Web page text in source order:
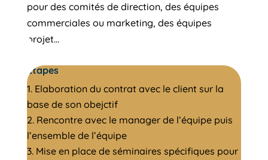
pour des comités de direction, des équipes
commerciales ou marketing, des équipes
projet…
Etapes
Elaboration du contrat avec le client sur la
base de son obejctif
Rencontre avec le manager de l’équipe puis
l’ensemble de l’équipe
Mise en place de séminaires spécifiques pour